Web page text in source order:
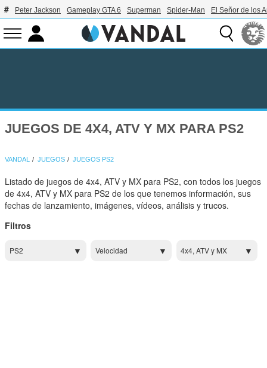
Peter Jackson Gameplay GTA 6 Superman Spider-Man El Señor de los
JUEGOS DE 4X4, ATV Y MX PARA PS2
VANDAL JUEGOS JUEGOS PS2
Listado de juegos de 4x4, ATV y MX para PS2, con todos los juegos
de 4x4, ATV y MX para PS2 de los que tenemos información, sus
fechas de lanzamiento, imágenes, vídeos, análisis y trucos.
Filtros
PS2 Velocidad 4x4, ATV y MX